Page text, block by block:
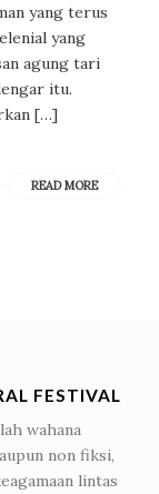
yang terus
yang
agung tari
itu.
[…]
READ MORE
FESTIVAL
wahana
non fiksi,
lintas